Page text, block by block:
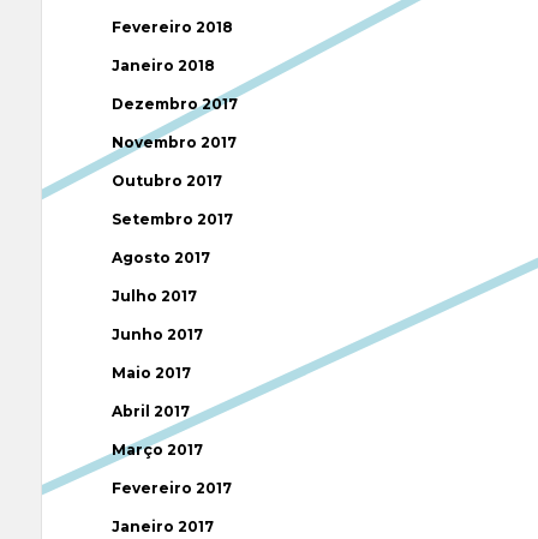
Fevereiro 2018
Janeiro 2018
Dezembro 2017
Novembro 2017
Outubro 2017
Setembro 2017
Agosto 2017
Julho 2017
Junho 2017
Maio 2017
Abril 2017
Março 2017
Fevereiro 2017
Janeiro 2017